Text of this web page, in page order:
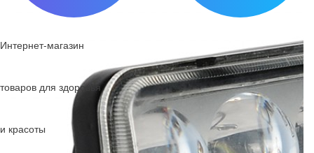
Интернет-магазин
товаров для здоровья
и красоты